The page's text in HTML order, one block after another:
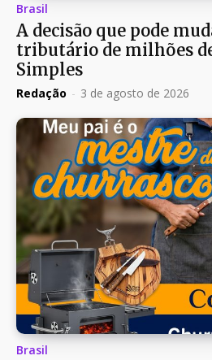
Brasil
A decisão que pode
tributário de milhões
Simples
Redação - 3 de agosto de 2026
Brasil